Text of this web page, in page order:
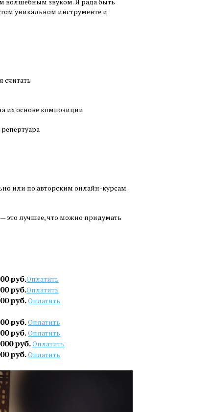
уникальном инструменте и
считать
их основе композиции
или по авторским онлайн-курсам.
— это лучшее, что можно придумать
руб.Оплатить
руб.Оплатить
руб.Оплатить
руб.Оплатить
руб.Оплатить
руб.Оплатить
руб.Оплатить